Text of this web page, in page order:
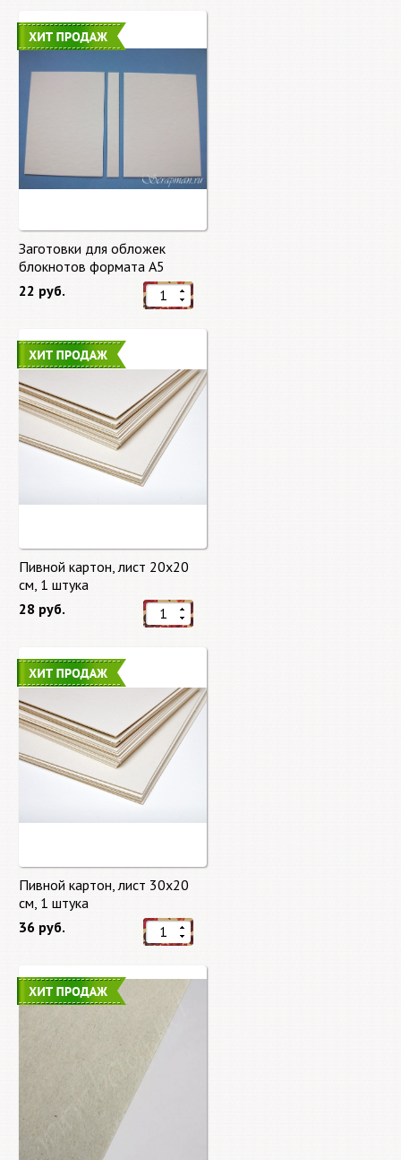
Заготовки для обложек
блокнотов формата А5
22 руб.
Пивной картон, лист 20х20
cм, 1 штука
28 руб.
Пивной картон, лист 30х20
cм, 1 штука
36 руб.